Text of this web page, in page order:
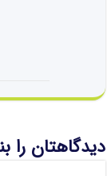
دیدگاهتان را